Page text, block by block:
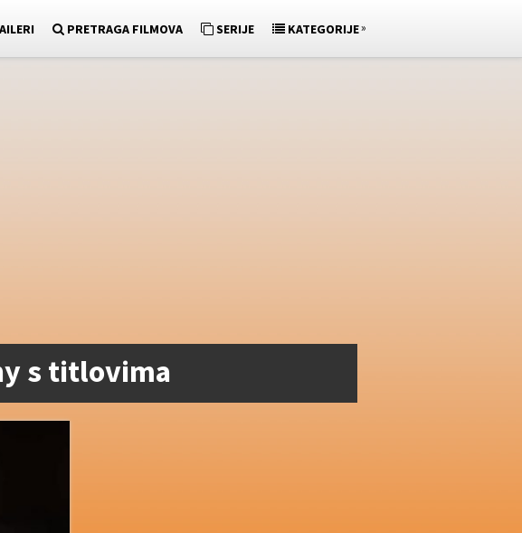
PRETRAGA FILMOVA SERIJE KATEGORIJE»
s titlovima